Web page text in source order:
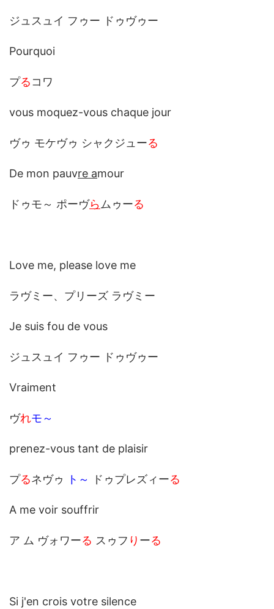
ジュスュイ フゥー ドゥヴゥー
Pourquoi
プるコワ
vous moquez-vous chaque jour
ヴゥ モケヴゥ シャクジューる
De mon pauvre amour
ドゥモ～ ポーヴら ムゥーる
Love me, please love me
ラヴミー、プリーズ ラヴミー
Je suis fou de vous
ジュスュイ フゥー ドゥヴゥー
Vraiment
ヴれモ～
prenez-vous tant de plaisir
プるネヴゥ ト～ ドゥプレズィーる
A me voir souffrir
ア ム ヴォワーる スゥフ り ーる
Si j'en crois votre silence